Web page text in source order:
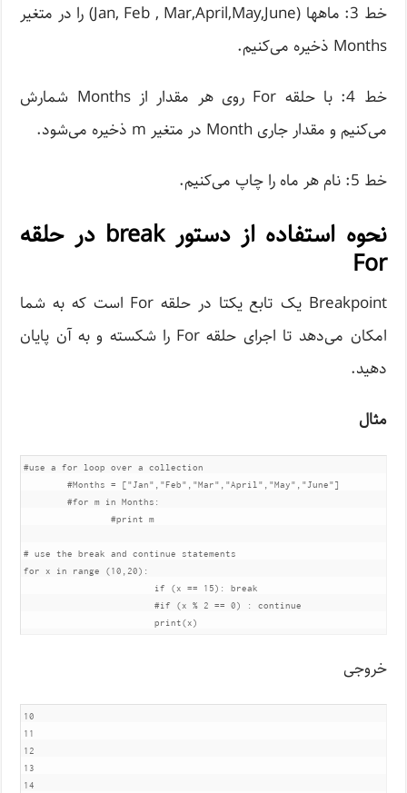
خط 3: ماهها (Jan, Feb , Mar,April,May,June) را در متغیر
Months ذخیره می‌کنیم.
خط 4: با حلقه For روی هر مقدار از Months شمارش
می‌کنیم و مقدار جاری Month در متغیر m ذخیره می‌شود.
خط 5: نام هر ماه را چاپ می‌کنیم.
نحوه استفاده از دستور break در حلقه
For
Breakpoint یک تابع یکتا در حلقه For است که به شما
امکان می‌دهد تا اجرای حلقه For را شکسته و به آن پایان
دهید.
مثال
#use a for loop over a collection
	#Months = ["Jan","Feb","Mar","April","May","June"]
	#for m in Months:
		#print m
# use the break and continue statements
for x in range (10,20):
			#if (x % 2 == 0) : continue
خروجی
10
11
12
13